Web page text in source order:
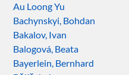
Au Loong Yu
Bachynskyi, Bohdan
Bakalov, Ivan
Balogová, Beata
Bayerlein, Bernhard